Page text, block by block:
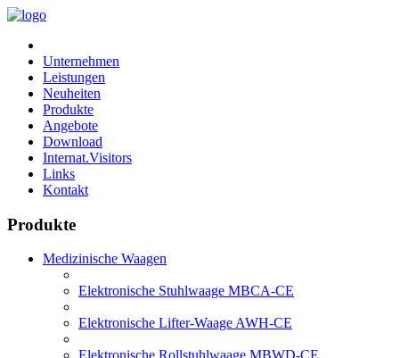
Unternehmen
Leistungen
Neuheiten
Produkte
Angebote
Download
Internat.Visitors
Links
Kontakt
Produkte
Medizinische Waagen
Elektronische Stuhlwaage MBCA-CE
Elektronische Lifter-Waage AWH-CE